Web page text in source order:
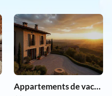
Appartements de vacances pas chers